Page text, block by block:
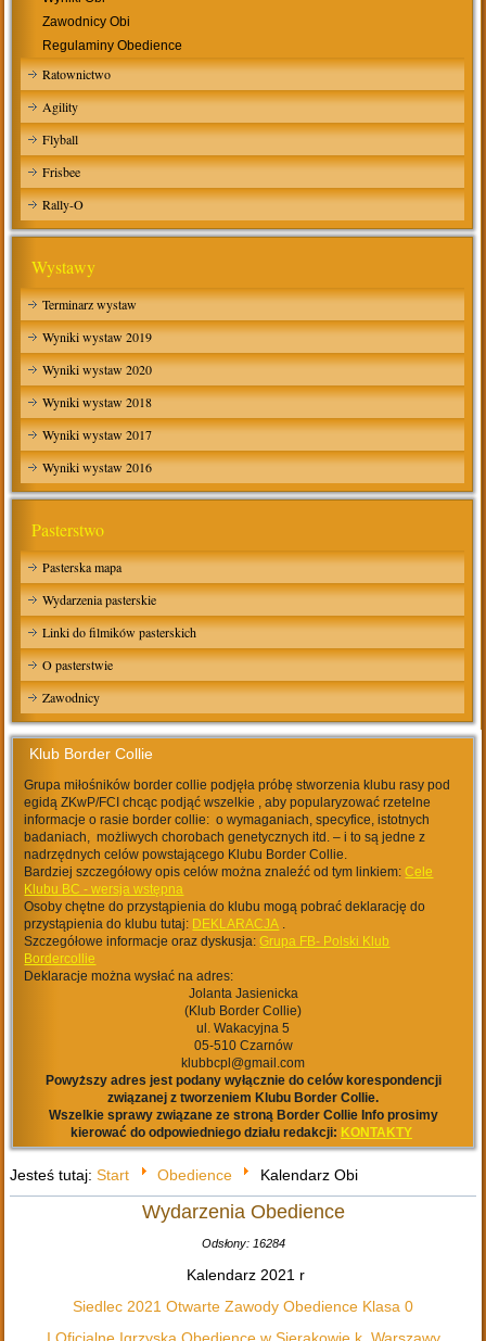
Zawodnicy Obi
Regulaminy Obedience
Ratownictwo
Agility
Flyball
Frisbee
Rally-O
Wystawy
Terminarz wystaw
Wyniki wystaw 2019
Wyniki wystaw 2020
Wyniki wystaw 2018
Wyniki wystaw 2017
Wyniki wystaw 2016
Pasterstwo
Pasterska mapa
Wydarzenia pasterskie
Linki do filmików pasterskich
O pasterstwie
Zawodnicy
Klub Border Collie
Grupa miłośników border collie podjęła próbę stworzenia klubu rasy pod
egidą ZKwP/FCI chcąc podjąć wszelkie , aby popularyzować rzetelne
informacje o rasie border collie: o wymaganiach, specyfice, istotnych
badaniach, możliwych chorobach genetycznych itd. – i to są jedne z
nadrzędnych celów powstającego Klubu Border Collie.
Bardziej szczegółowy opis celów można znaleźć od tym linkiem:Cele
Klubu BC - wersja wstępna
Osoby chętne do przystąpienia do klubu mogą pobrać deklarację do
przystąpienia do klubu tutaj: DEKLARACJA .
Szczegółowe informacje oraz dyskusja:Grupa FB- Polski Klub
Bordercollie
Deklaracje można wysłać na adres:
Jolanta Jasienicka
(Klub Border Collie)
ul. Wakacyjna 5
05-510 Czarnów
klubbcpl@gmail.com
Powyższy adres jest podany wyłącznie do celów korespondencji
związanej z tworzeniem Klubu Border Collie.
Wszelkie sprawy związane ze stroną Border Collie Info prosimy
kierować do odpowiedniego działu redakcji: KONTAKTY
Jesteś tutaj:Start Obedience Kalendarz Obi
Wydarzenia Obedience
Odsłony: 16284
Kalendarz 2021 r
Siedlec 2021 Otwarte Zawody Obedience Klasa 0
I Oficjalne Igrzyska Obedience w Sierakowie k. Warszawy